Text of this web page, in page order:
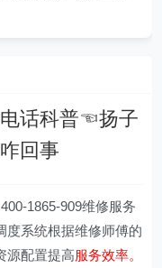
话科普☜扬子
回事
1865-909维修服务
度系统根据维修师傅的
源配置提高服务效率。